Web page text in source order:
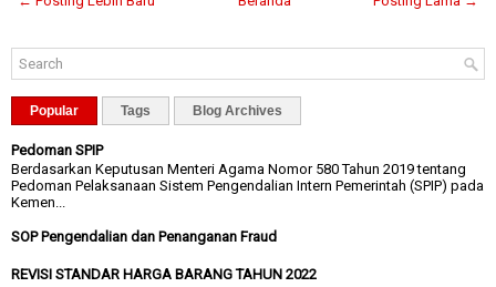
Popular Tags Blog Archives
Pedoman SPIP
Berdasarkan Keputusan Menteri Agama Nomor 580 Tahun 2019 tentang
Pedoman Pelaksanaan Sistem Pengendalian Intern Pemerintah (SPIP) pada
Kemen...
SOP Pengendalian dan Penanganan Fraud
REVISI STANDAR HARGA BARANG TAHUN 2022